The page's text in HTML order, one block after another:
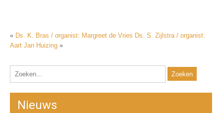
« Ds. K. Bras / organist: Margreet de Vries Ds. S. Zijlstra / organist:
Aart Jan Huizing »
Nieuws